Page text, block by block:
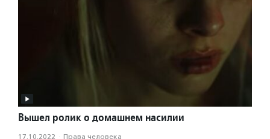
Вышел ролик о домашнем насилии
17.10.2022 · Права человека